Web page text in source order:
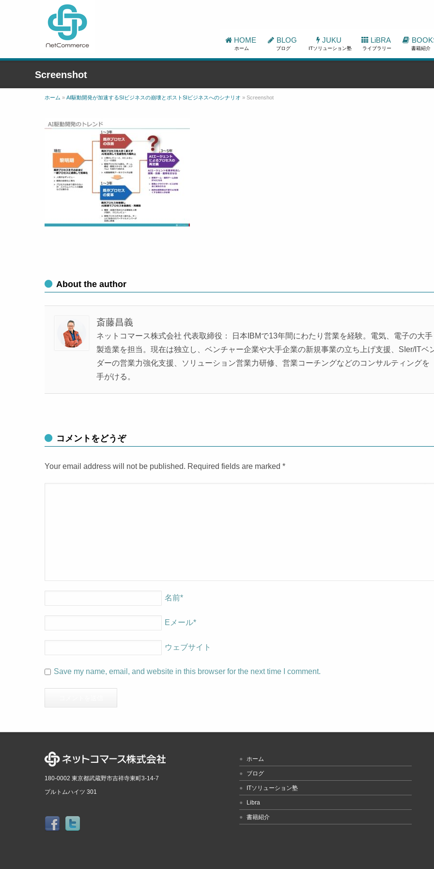
HOME
ホーム
BLOG
ブログ
JUKU
ITソリューション塾
LiBRA
ライブラリー 書籍紹介
Screenshot
ホーム » AI駆動開発が加速するSIビジネスの崩壊とポストSIビジネスへのシナリオ » Screenshot
About the author
斎藤昌義
ネットコマース株式会社 代表取締役： 日本IBMで13年間にわたり営業を経験。電気、電子の大手
製造業を担当。現在は独立し、ベンチャー企業や大手企業の新規事業の立ち上げ支援、SIer/ITベ
ダーの営業力強化支援、ソリューション営業力研修、営業コーチングなどのコンサルティングを
手がける。
コメントをどうぞ
Your email address will not be published. Required fields are marked *
名前*
Eメール*
ウェブサイト
Save my name, email, and website in this browser for the next time I comment.
180-0002 東京都武蔵野市吉祥寺東町3-14-7
プルトムハイツ 301
ホーム
ブログ
ITソリューション塾
Libra
書籍紹介